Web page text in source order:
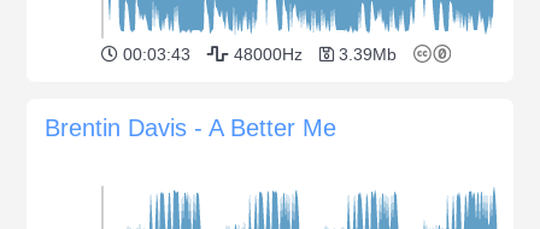
00:03:43 48000Hz 3.39Mb
Brentin Davis - A Better Me